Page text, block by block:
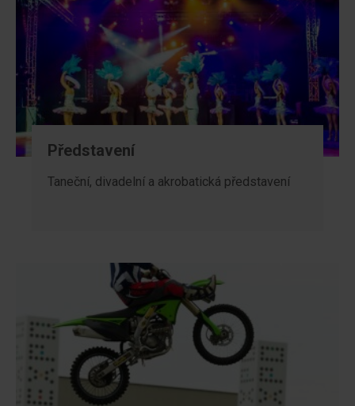
Představení
Taneční, divadelní a akrobatická představení